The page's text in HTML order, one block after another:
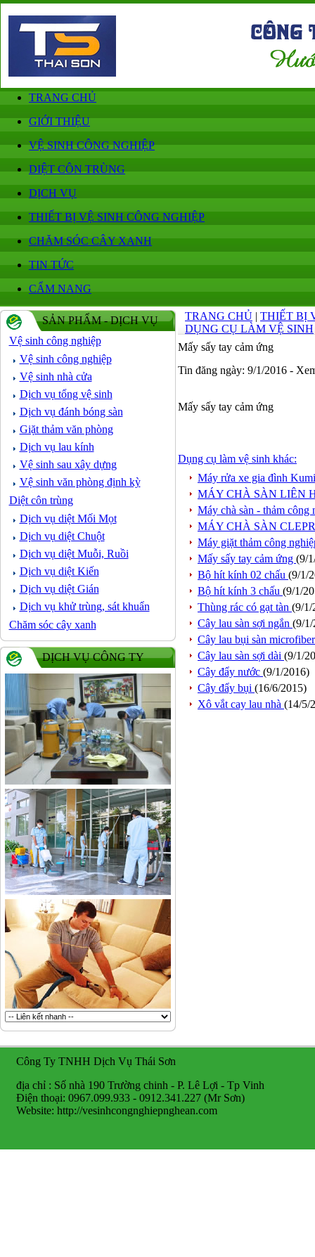
TRANG CHỦ
GIỚI THIỆU
VỆ SINH CÔNG NGHIỆP
DIỆT CÔN TRÙNG
DỊCH VỤ
THIẾT BỊ VỆ SINH CÔNG NGHIỆP
CHĂM SÓC CÂY XANH
TIN TỨC
CẨM NANG
SẢN PHẨM - DỊCH VỤ
Vệ sinh công nghiệp
Vệ sinh công nghiệp
Vệ sinh nhà cửa
Dịch vụ tổng vệ sinh
Dịch vụ đánh bóng sàn
Giặt thảm văn phòng
Dịch vụ lau kính
Vệ sinh sau xây dựng
Vệ sinh văn phòng định kỳ
Diệt côn trùng
Dịch vụ diệt Mối Mọt
Dịch vụ diệt Chuột
Dịch vụ diệt Muỗi, Ruồi
Dịch vụ diệt Kiến
Dịch vụ diệt Gián
Dịch vụ khử trùng, sát khuẩn
Chăm sóc cây xanh
DỊCH VỤ CÔNG TY
TRANG CHỦ | THIẾT BỊ
DỤNG CỤ LÀM VỆ SINH
Mấy sấy tay cảm ứng
Tin đăng ngày: 9/1/2016 -
Mấy sấy tay cảm ứng
Dụng cụ làm vệ sinh khác:
Máy rửa xe gia đình
MÁY CHÀ SÀN LIÊN
Máy chà sàn - thảm
MÁY CHÀ SÀN
Máy giặt thảm công
Mấy sấy tay cảm ứng (9/
Bộ hít kính 02 chấu (9/1/
Bộ hít kính 3 chấu (9/1/
Thùng rác có gạt tàn (9/1/
Cây lau sàn sợi ngắn (9/
Cây lau bụi sàn
Cây lau sàn sợi dài (9/1/
Cây đẩy nước (9/1/2016)
Cây đẩy bụi (16/6/2015)
Xô vắt cay lau nhà (14/5/
Công Ty TNHH Dịch Vụ Thái Sơn
địa chỉ : Số nhà 190 Trường chinh - P. Lê Lợi - Tp Vinh
Điện thoại: 0967.099.933 - 0912.341.227 (Mr Sơn)
Website: http://vesinhcongnghiepnghean.com